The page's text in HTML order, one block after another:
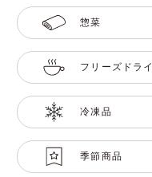
惣菜
フリーズドライ
冷凍品
季節商品